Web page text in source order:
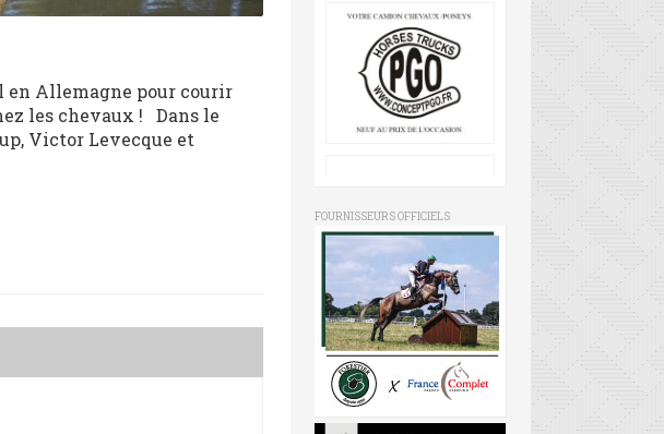
en Allemagne pour courir
les chevaux ! Dans le
Victor Levecque et
FOURNISSEURS OFFICIELS